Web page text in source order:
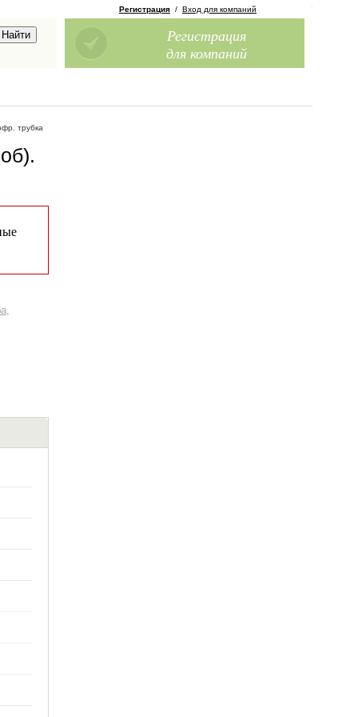
Регистрация / Вход для компаний
Регистрация
для компаний
трубка
.